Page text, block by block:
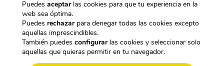
En ese caso, es importante buscar apoyo y asesoramiento para
evaluar tus opciones legales y proteger tus derechos en el
entorno laboral.
Recuerda que el acoso laboral no debe ser tolerado y existen
Puedes aceptarlas cookies para que tu experiencia en la
web sea óptima.
Puedes rechazarpara denegar todas las cookies excepto
aquellas imprescindibles.
También puedes configurarlas cookies y seleccionar solo
aquellas que quieras permitir en tu navegador.